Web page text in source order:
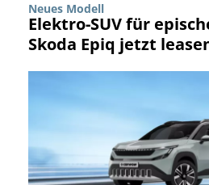
Neues Modell
Elektro-SUV für
Skoda Epiq jetzt